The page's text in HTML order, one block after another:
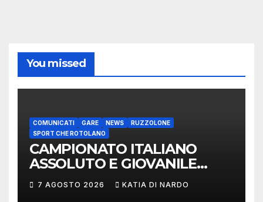
You missed
COMUNICATI GARE NEWS
RUZZOLONE
SPORT CHE ROTOLANO
CAMPIONATO ITALIANO
ASSOLUTO E GIOVANILE
LANCIO DEL RUZZOLONE
7 AGOSTO 2026 KATIA DI NARDO